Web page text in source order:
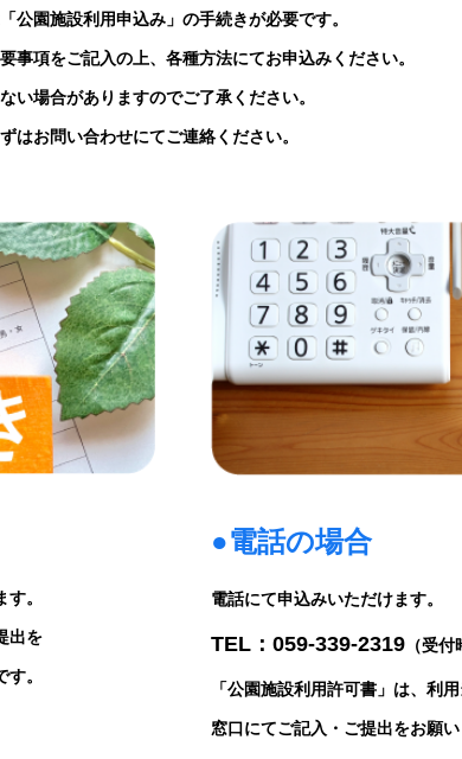
公園施設利用申込み」の手続きが必要です。
事項をご記入の上、各種方法にてお申込みください。
い場合がありますのでご了承ください。
はお問い合わせにてご連絡ください。
。
出を
。
●電話の場合
電話にて申込みいただけます。
TEL：059-339-2319 （受
「公園施設利用許可書」は、利
窓口にてご記入・ご提出をお願い